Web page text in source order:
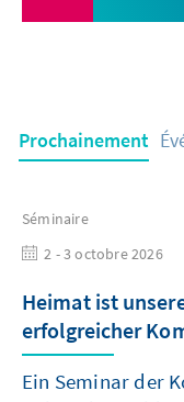
Prochainement
Séminaire
2 - 3 octobre 2026
Heimat ist
erfolgreicher
Ein Seminar der